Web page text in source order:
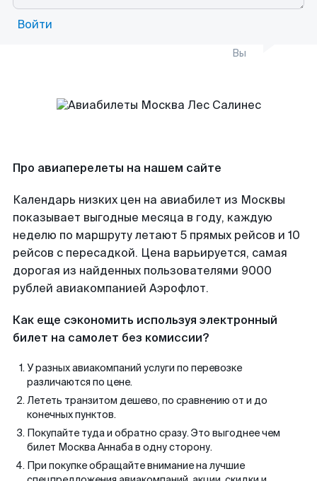
Войти
Вы
Про авиаперелеты на нашем сайте
Календарь низких цен на авиабилет из Москвы
показывает выгодные месяца в году, каждую
неделю по маршруту летают 5 прямых рейсов и 10
рейсов с пересадкой. Цена варьируется, самая
дорогая из найденных пользователями 9000
рублей авиакомпанией Аэрофлот.
Как еще сэкономить используя электронный
билет на самолет без комиссии?
У разных авиакомпаний услуги по перевозке
различаются по цене.
Лететь транзитом дешево, по сравнению от и до
конечных пунктов.
Покупайте туда и обратно сразу. Это выгоднее чем
билет Москва Аннаба в одну сторону.
При покупке обращайте внимание на лучшие